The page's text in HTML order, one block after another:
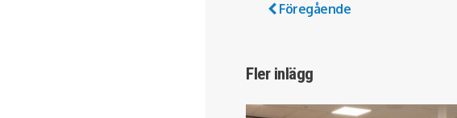
Föregående
Fler inlägg